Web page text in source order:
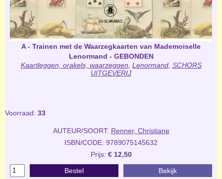
A - Trainen met de Waarzegkaarten van Mademoiselle
Lenormand - GEBONDEN
Kaartleggen, orakels, waarzeggen Lenormand, SCHORS
UITGEVERIJ
Voorraad: 33
AUTEUR/SOORT: Renner, Christiane
ISBN/CODE: 9789075145632
Prijs: € 12,50
Bestel Bekijk